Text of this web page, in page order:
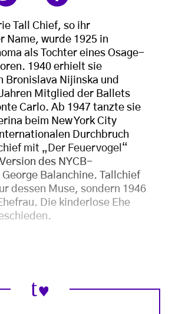
Tall Chief, so ihr
Name, wurde 1925 in
als Tochter eines Osage-
1940 erhielt sie
Bronislava Nijinska und
Mitglied der Ballets
Carlo. Ab 1947 tanzte sie
beim New York City
Durchbruch
mit „Der Feuervogel“
des NYCB-
Balanchine. Tallchief
dessen Muse, sondern 1946
Die kinderlose Ehe